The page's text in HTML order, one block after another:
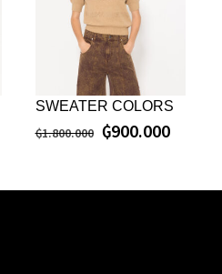
SWEATER COLORS
₲1.800.000 ₲900.000